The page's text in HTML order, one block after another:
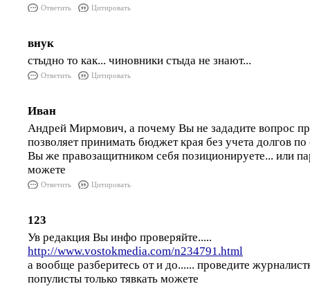
Ответить Цитировать
внук
стыдно то как... чиновники стыда не знают...
Ответить Цитировать
Иван
Андрей Мирмович, а почему Вы не зададите вопрос
позволяет принимать бюджет края без учета долгов
Вы же правозащитником себя позиционируете... или
можете
Ответить Цитировать
123
Ув редакция Вы инфо проверяйте.....
http://www.vostokmedia.com/n234791.html
а вообще разберитесь от и до...... проведите
популисты только тявкать можете